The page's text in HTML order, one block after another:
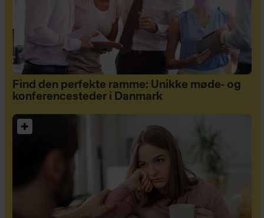
Find den perfekte ramme: Unikke møde- og
konferencesteder i Danmark